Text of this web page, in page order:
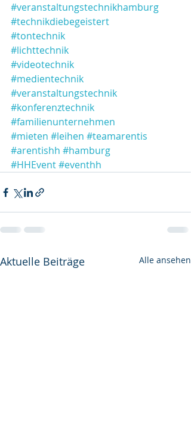
#veranstaltungstechnikhamburg
#technikdiebegeistert
#tontechnik
#lichttechnik
#videotechnik
#medientechnik
#veranstaltungstechnik
#konferenztechnik
#familienunternehmen
#mieten #leihen #teamarentis
#arentishh #hamburg
#HHEvent#eventhh
Aktuelle Beiträge Alle ansehen